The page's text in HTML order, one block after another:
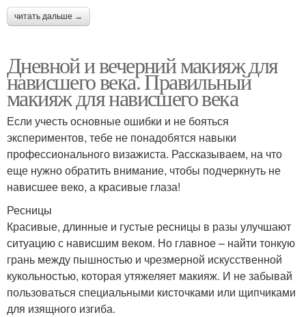
читать дальше →
Дневной и вечерний макияж для
нависшего века. Правильный
макияж для нависшего века
Если учесть основные ошибки и не бояться
экспериментов, тебе не понадобятся навыки
профессионального визажиста. Рассказываем, на что
еще нужно обратить внимание, чтобы подчеркнуть не
нависшее веко, а красивые глаза!
Ресницы
Красивые, длинные и густые ресницы в разы улучшают
ситуацию с нависшим веком. Но главное – найти тонкую
грань между пышностью и чрезмерной искусственной
кукольностью, которая утяжеляет макияж. И не забывай
пользоваться специальными кисточками или щипчиками
для изящного изгиба.